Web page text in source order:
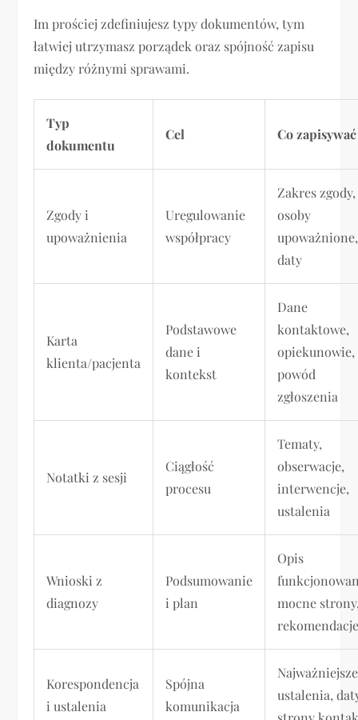
Im prościej zdefiniujesz typy dokumentów, tym
łatwiej utrzymasz porządek oraz spójność zapisu
między różnymi sprawami.
Typ
dokumentu
Cel Co zapisywać
Zgody i
upoważnienia
Uregulowanie
współpracy
Zakres zgody,
osoby
upoważnione,
daty
Karta
klienta/pacjenta
Podstawowe
dane i
kontekst
Dane
kontaktowe,
opiekunowie,
powód
zgłoszenia
Notatki z sesji
Ciągłość
procesu
Tematy,
obserwacje,
interwencje,
ustalenia
Wnioski z
diagnozy
Podsumowanie
i plan
Opis
mocne
Korespondencja
i ustalenia
Spójna
komunikacja
Najważniejsze
ustalenia,